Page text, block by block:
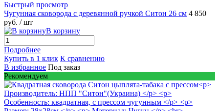
Быстрый просмотр
Чугунная сковорода с деревянной ручкой Ситон 26 см 4 850
руб. / шт
В корзину
Подробнее
Купить в 1 клик К сравнению
В избранное Под заказ
Рекомендуем